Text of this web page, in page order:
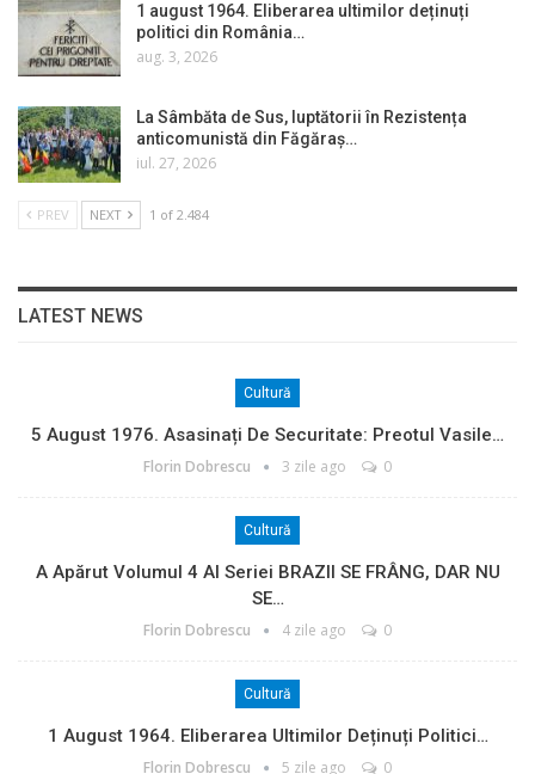
1 august 1964. Eliberarea ultimilor deținuți
politici din România…
aug. 3, 2026
La Sâmbăta de Sus, luptătorii în Rezistența
anticomunistă din Făgăraș…
iul. 27, 2026
PREV NEXT 1 of 2.484
LATEST NEWS
Cultură
5 August 1976. Asasinați De Securitate: Preotul Vasile…
Florin Dobrescu 3 zile ago 0
Cultură
A Apărut Volumul 4 Al Seriei BRAZII SE FRÂNG, DAR NU
SE…
Florin Dobrescu 4 zile ago 0
Cultură
1 August 1964. Eliberarea Ultimilor Deținuți Politici…
Florin Dobrescu 5 zile ago 0